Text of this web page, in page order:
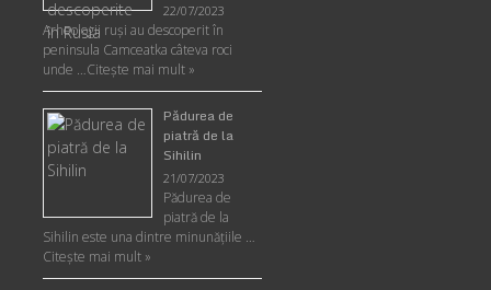
22/07/2023
Arheologii ruşi au descoperit în
peninsula Camceatka câteva roci
unde …Citește mai mult »
Pădurea de
piatră de la
Sihilin
21/07/2023
Pădurea de
piatră de la
Sihilin este una dintre minunăţiile …
Citește mai mult »